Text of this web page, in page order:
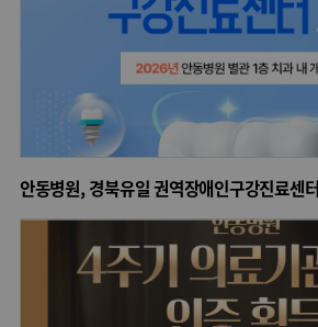
안동병원, 경북유일 권역장애인구강진료센